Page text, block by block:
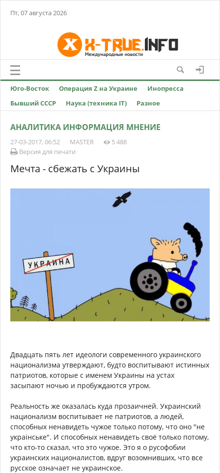
Пт, 07 августа 2026
Юго-Восток Операция Z на Украине
Инопресса
Бывший СССР
Наука (техника IT) Разное
АНАЛИТИКА ИНФОРМАЦИЯ МНЕНИЕ
27-03-2017, 06:52 MASTER
5 488
Версия для печати
Мечта - сбежать с Украины
Двадцать пять лет идеологи современного украинского
национализма утверждают, будто воспитывают истинных
патриотов, которые с именем Украины на устах
засыпают ночью и пробуждаются утром.
Реальность же оказалась куда прозаичней. Украинский
национализм воспитывает не патриотов, а людей,
способных ненавидеть чужое только потому, что оно "не
украiнське". И способных ненавидеть своё только потому,
что кто-то сказал, что это чужое. Это я о русофобии
украинских националистов, вдруг возомнивших, что все
русское означает не украинское.